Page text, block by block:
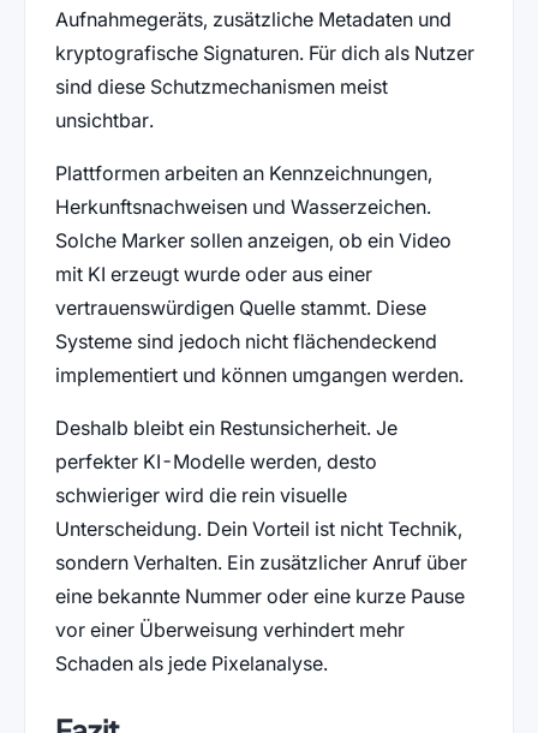
Aufnahmegeräts, zusätzliche Metadaten und
kryptografische Signaturen. Für dich als Nutzer
sind diese Schutzmechanismen meist
unsichtbar.
Plattformen arbeiten an Kennzeichnungen,
Herkunftsnachweisen und Wasserzeichen.
Solche Marker sollen anzeigen, ob ein Video
mit KI erzeugt wurde oder aus einer
vertrauenswürdigen Quelle stammt. Diese
Systeme sind jedoch nicht flächendeckend
implementiert und können umgangen werden.
Deshalb bleibt ein Restunsicherheit. Je
perfekter KI-Modelle werden, desto
schwieriger wird die rein visuelle
Unterscheidung. Dein Vorteil ist nicht Technik,
sondern Verhalten. Ein zusätzlicher Anruf über
eine bekannte Nummer oder eine kurze Pause
vor einer Überweisung verhindert mehr
Schaden als jede Pixelanalyse.